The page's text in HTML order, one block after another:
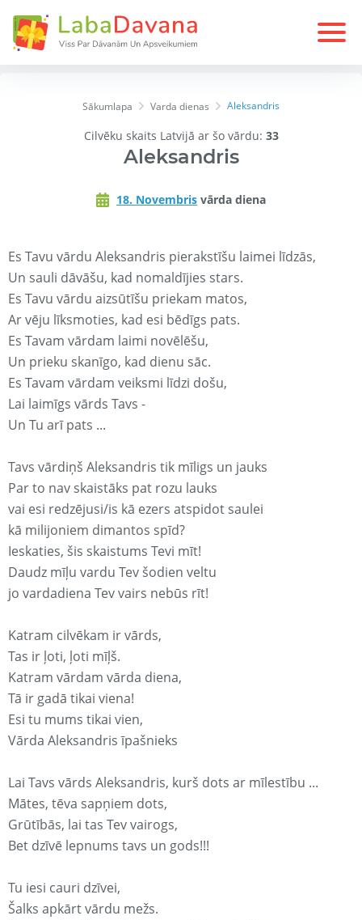
Sākumlapa Varda dienas Aleksandris
Cilvēku skaits Latvijā ar šo vārdu: 33
Aleksandris
18. Novembris vārda diena
Es Tavu vārdu Aleksandris pierakstīšu laimei līdzās,
Un sauli dāvāšu, kad nomaldījies stars.
Es Tavu vārdu aizsūtīšu priekam matos,
Ar vēju līksmoties, kad esi bēdīgs pats.
Es Tavam vārdam laimi novēlēšu,
Un prieku skanīgo, kad dienu sāc.
Es Tavam vārdam veiksmi līdzi došu,
Lai laimīgs vārds Tavs -
Un Tu arī pats ...
Tavs vārdiņš Aleksandris tik mīligs un jauks
Par to nav skaistāks pat rozu lauks
vai esi redzējusi/is kā ezers atspidot saulei
kā milijoniem dimantos spīd?
Ieskaties, šis skaistums Tevi mīt!
Daudz mīļu vardu Tev šodien veltu
jo vardadiena Tev vairs nebūs rīt!
Katram cilvēkam ir vārds,
Tas ir ļoti, ļoti mīļš.
Katram vārdam vārda diena,
Tā ir gadā tikai viena!
Esi tu mums tikai vien,
Vārda Aleksandris īpašnieks
Lai Tavs vārds Aleksandris, kurš dots ar mīlestību ...
Mātes, tēva sapņiem dots,
Grūtībās, lai tas Tev vairogs,
Bet dzīvē lepnums tavs un gods!!!
Tu iesi cauri dzīvei,
Šalks apkārt vārdu mežs.